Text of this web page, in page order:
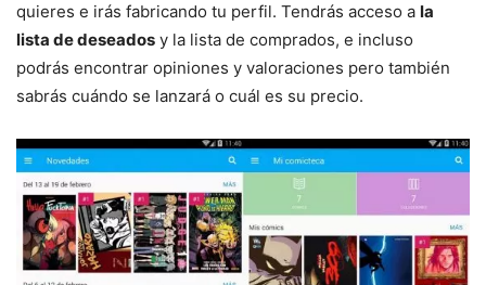
quieres e irás fabricando tu perfil. Tendrás acceso a la
lista de deseados y la lista de comprados, e incluso
podrás encontrar opiniones y valoraciones pero también
sabrás cuándo se lanzará o cuál es su precio.